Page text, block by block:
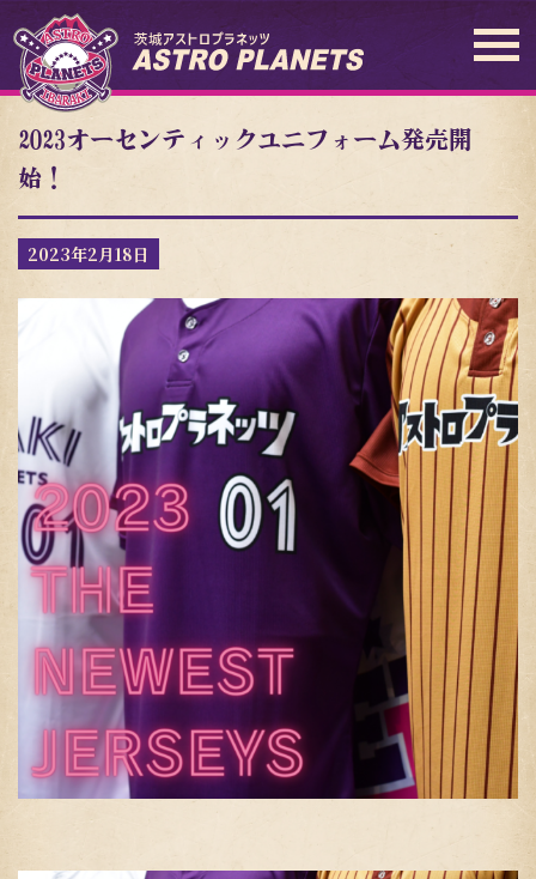
2023オーセンティックユニフォーム発売開
始！
2023年2月18日